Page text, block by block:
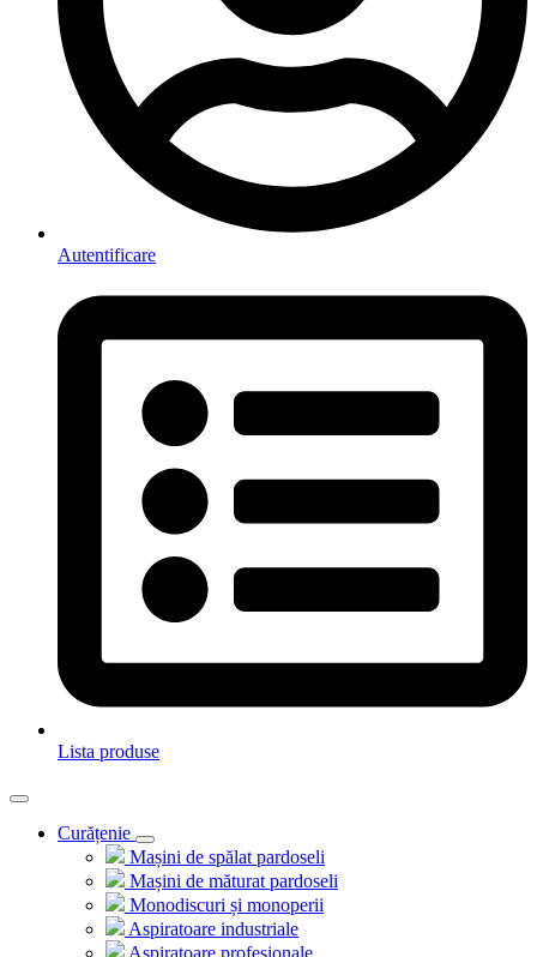
Autentificare
Lista produse
Curățenie
Mașini de spălat pardoseli
Mașini de măturat pardoseli
Monodiscuri și monoperii
Aspiratoare industriale
Aspiratoare profesionale